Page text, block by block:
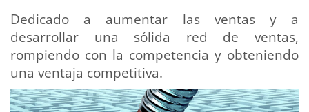
Dedicado a aumentar las ventas y a
desarrollar una sólida red de ventas,
rompiendo con la competencia y obteniendo
una ventaja competitiva.